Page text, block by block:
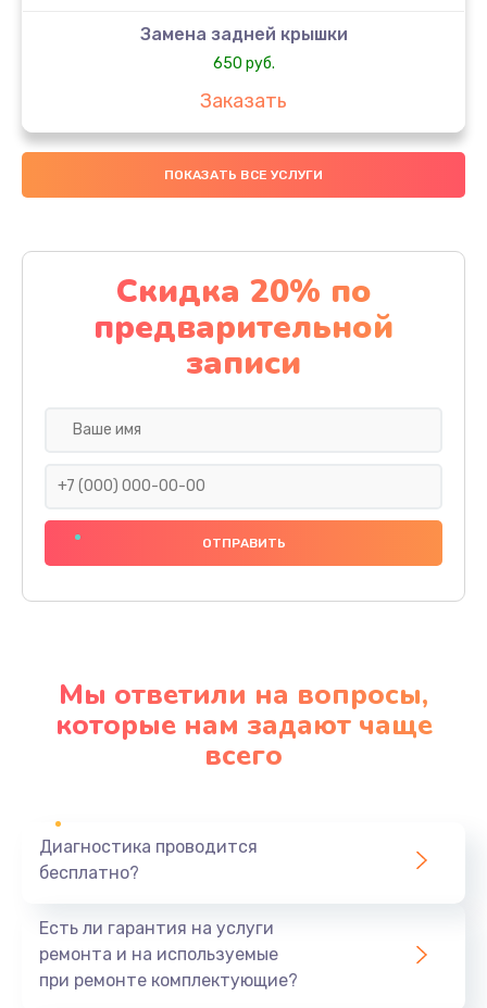
Замена задней крышки
650 руб.
Заказать
Замена аккумулятора
4000 руб.
Замена материнской платы
1100 руб.
Заказать
Замена праймера
1000 руб.
Заказать
Профилактическая чистка
Заказать
ПОКАЗАТЬ ВСЕ УСЛУГИ
Скидка 20% по
предварительной
записи
Мы ответили на вопросы,
которые нам задают чаще
всего
Диагностика проводится
бесплатно?
Есть ли гарантия на услуги
ремонта и на используемые
при ремонте комплектующие?